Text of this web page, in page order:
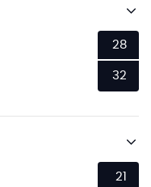
28
32
21